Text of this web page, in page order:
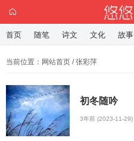
当前位置： 网站首页 / 张彩萍
初冬随吟
3年前 (2023-11-29)
首页 随笔 诗文 文化 故事